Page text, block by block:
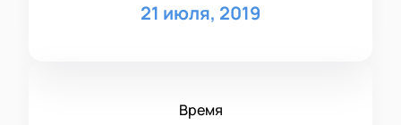
21 июля, 2019
Время